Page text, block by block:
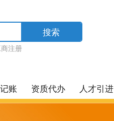
搜索
注册
账 资质代办 人才引进